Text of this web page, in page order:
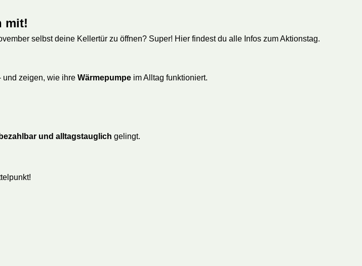
mit!
selbst deine Kellertür zu öffnen? Super! Hier findest du alle Infos zum Aktionstag.
und zeigen, wie ihre Wärmepumpe im Alltag funktioniert.
und alltagstauglich gelingt.